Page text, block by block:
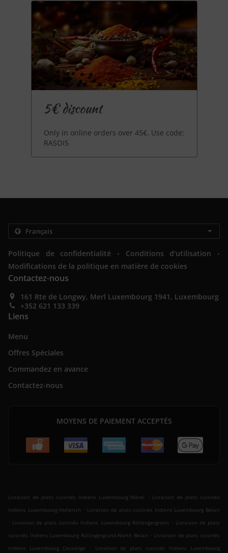
5€ discount
Only in online orders over 45€. Use code:
RASOI5
Politique de confidentialité . Conditions d'utilisation .
Modifications de la politique en matière de cookies
Contactez-nous
161 Rte de Longwy, Merl Luxembourg 1941, Luxembourg
+352 621 133 339
Liens
Menu
Offres Spéciales
Commandez en avance
Contactez-nous
MOYENS DE PAIEMENT ACCEPTÉS
Livraison de plats cuisinés Indiens Luxembourg Märel . Livraison de plats cuisinés
Indiens Luxembourg Hollerich . Livraison de plats cuisinés Indiens Luxembourg Belair
. Livraison de plats cuisinés Indiens Luxembourg Rollengergronn . Livraison de plats
cuisinés Indiens Luxembourg Rollingergrund-North Belair . Livraison de plats cuisinés
Indiens Luxembourg Cessange
. Livraison de plats cuisinés Indiens Luxembourg